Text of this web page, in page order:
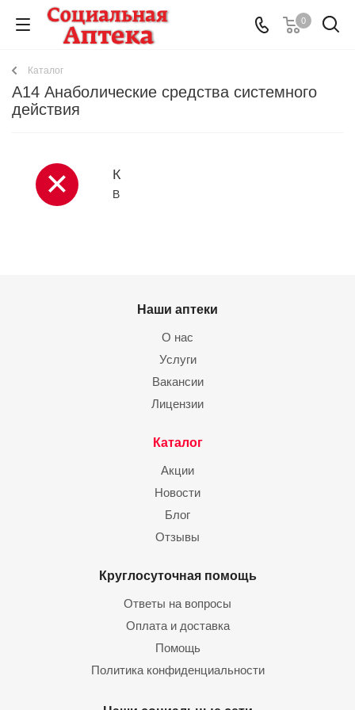
0
Каталог
A14 Анаболические средства системного
действия
К
В
Наши аптеки
О нас
Услуги
Вакансии
Лицензии
Каталог
Акции
Новости
Блог
Отзывы
Круглосуточная помощь
Ответы на вопросы
Оплата и доставка
Помощь
Политика конфиденциальности